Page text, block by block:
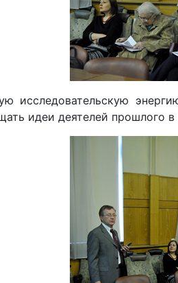
идеи деятелей прошлого